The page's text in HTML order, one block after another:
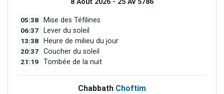
05:38 Mise des Téfilines
06:37 Lever du soleil
13:38 Heure de milieu du jour
20:37 Coucher du soleil
21:19 Tombée de la nuit
Chabbath Choftim